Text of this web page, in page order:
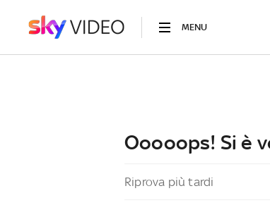
MENU
Ooooops! Si è
Riprova più tardi